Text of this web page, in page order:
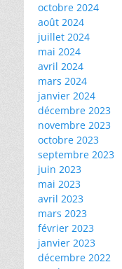
octobre 2024
août 2024
juillet 2024
mai 2024
avril 2024
mars 2024
janvier 2024
décembre 2023
novembre 2023
octobre 2023
septembre 2023
juin 2023
mai 2023
avril 2023
mars 2023
février 2023
janvier 2023
décembre 2022